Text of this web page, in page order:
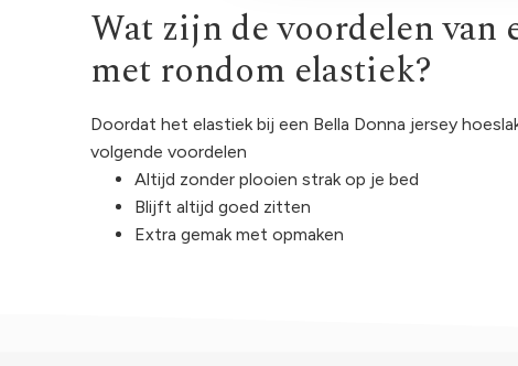
Wat zijn de voordelen van
met rondom elastiek?
Doordat het elastiek bij een Bella Donna jersey
volgende voordelen
Altijd zonder plooien strak op je bed
Blijft altijd goed zitten
Extra gemak met opmaken